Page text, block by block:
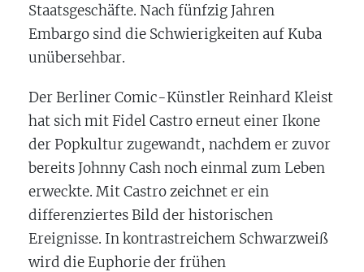
Staatsgeschäfte. Nach fünfzig Jahren
Embargo sind die Schwierigkeiten auf Kuba
unübersehbar.
Der Berliner Comic-Künstler Reinhard Kleist
hat sich mit Fidel Castro erneut einer Ikone
der Popkultur zugewandt, nachdem er zuvor
bereits Johnny Cash noch einmal zum Leben
erweckte. Mit Castro zeichnet er ein
differenziertes Bild der historischen
Ereignisse. In kontrastreichem Schwarzweiß
wird die Euphorie der frühen